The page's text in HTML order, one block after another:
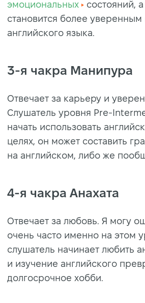
эмоциональных
состояний,
становится более уверенным
английского языка.
3-я чакра Манипура
Отвечает за карьеру и
Слушатель уровня Pre-
начать использовать
целях, он может составить
на английском, либо же
4-я чакра Анахата
Отвечает за любовь. Я могу
очень часто именно на этом
слушатель начинает любить
и изучение английского
долгосрочное хобби.